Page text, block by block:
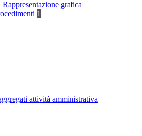
Rappresentazione grafica
1
attività amministrativa